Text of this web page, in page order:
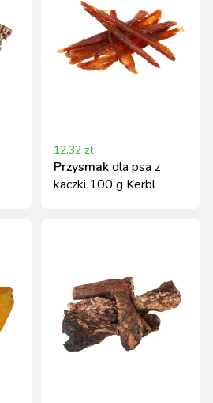
12.32 zł
Przysmakdla psa z
kaczki 100 g Kerbl